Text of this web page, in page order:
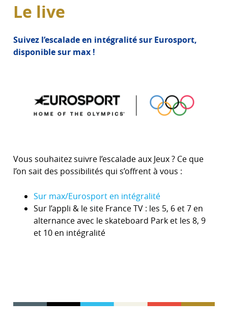
Le live
Suivez l’escalade en intégralité sur Eurosport,
disponible sur max !
Vous souhaitez suivre l’escalade aux Jeux ? Ce que
l’on sait des possibilités qui s’offrent à vous :
Sur max/Eurosport en intégralité
Sur l’appli & le site France TV : les 5, 6 et 7 en
alternance avec le skateboard Park et les 8, 9
et 10 en intégralité